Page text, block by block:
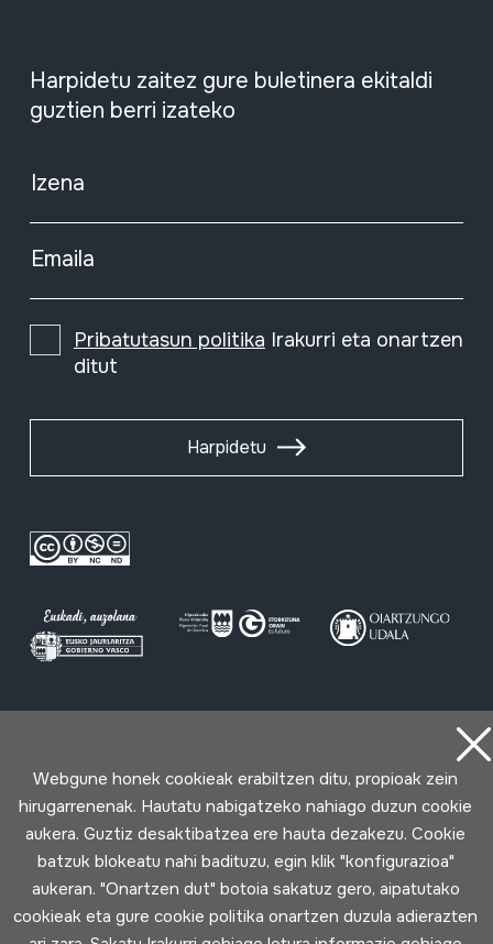
Harpidetu zaitez gure buletinera ekitaldi
guztien berri izateko
Izena
Emaila
Pribatutasun politika Irakurri eta onartzen
ditut
Harpidetu
Loturak garatua
Webgune honek cookieak erabiltzen ditu, propioak zein
hirugarrenenak. Hautatu nabigatzeko nahiago duzun cookie
aukera. Guztiz desaktibatzea ere hauta dezakezu. Cookie
batzuk blokeatu nahi badituzu, egin klik "konfigurazioa"
aukeran. "Onartzen dut" botoia sakatuz gero, aipatutako
cookieak eta gure cookie politika onartzen duzula adierazten